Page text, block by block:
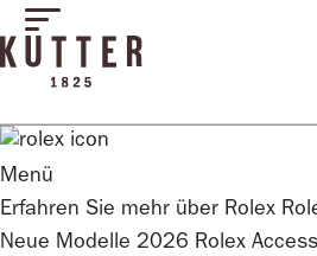
Menü
Erfahren Sie mehr über Rolex
Neue Modelle 2026 Rolex